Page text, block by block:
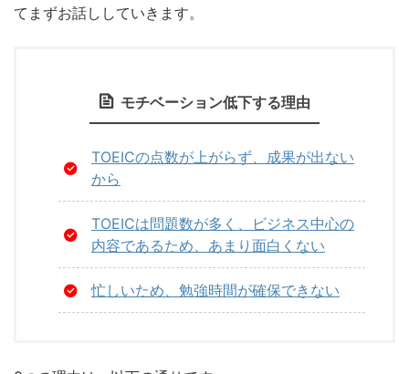
てまずお話ししていきます。
モチベーション低下する理由
TOEICの点数が上がらず、成果が出ない
から
TOEICは問題数が多く、ビジネス中心の
内容であるため、あまり面白くない
忙しいため、勉強時間が確保できない